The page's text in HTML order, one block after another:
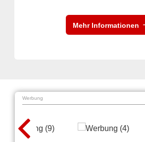
Mehr Informationen
Werbung